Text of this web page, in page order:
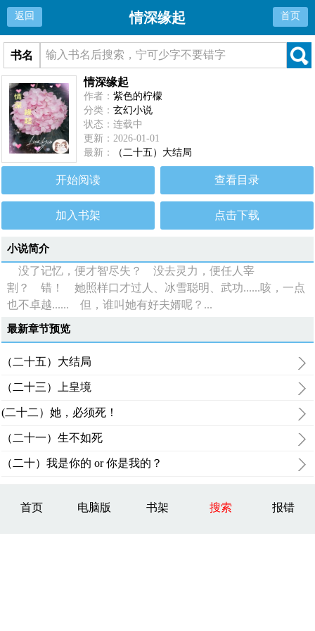
返回 情深缘起 首页
书名
情深缘起
作者：紫色的柠檬
分类：玄幻小说
状态：连载中
更新：2026-01-01
最新：
（二十五）大结局
开始阅读 查看目录
加入书架 点击下载
小说简介
没了记忆，便才智尽失？ 没去灵力，便任人宰
割？ 错！ 她照样口才过人、冰雪聪明、武功......咳，一点
也不卓越...... 但，谁叫她有好夫婿呢？...
最新章节预览
（二十五）大结局
（二十三）上皇境
(二十二）她，必须死！
（二十一）生不如死
（二十）我是你的 or 你是我的？
首页 电脑版 书架 搜索 报错